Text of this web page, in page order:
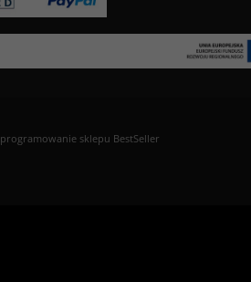
sklepu BestSeller